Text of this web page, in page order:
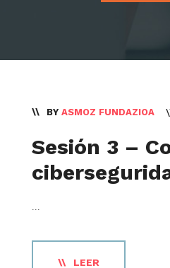
BY ASMOZ FUNDAZIOA
Sesión 3 –
...
LEER